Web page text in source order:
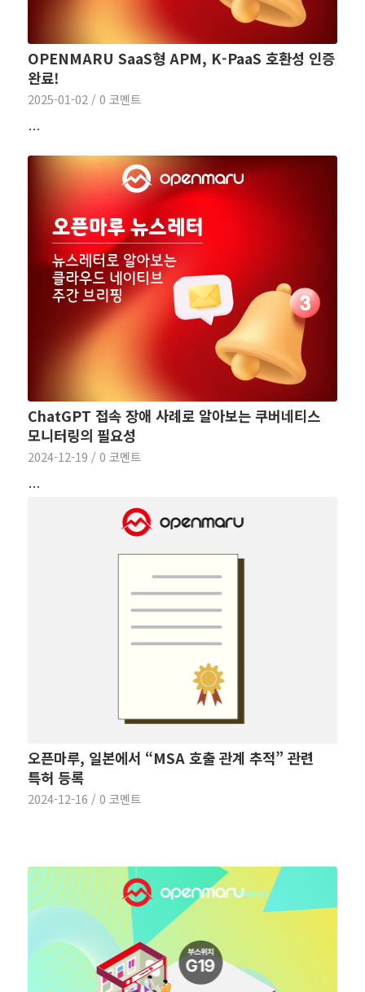
OPENMARU SaaS형 APM, K-PaaS 호환성 인증
완료!
2025-01-02 / 0 코멘트
…
ChatGPT 접속 장애 사례로 알아보는 쿠버네티스
모니터링의 필요성
2024-12-19 / 0 코멘트
…
오픈마루, 일본에서 “MSA 호출 관계 추적” 관련
특허 등록
2024-12-16 / 0 코멘트